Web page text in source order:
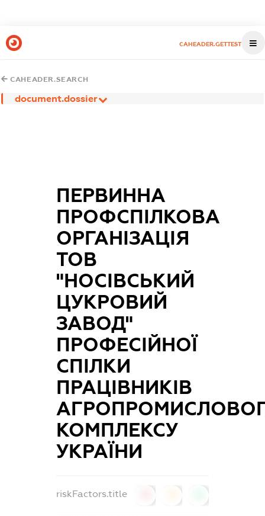
CAHEADER.GETTEST
CAHEADER.SEARCH
document.dossier
ПЕРВИННА
ПРОФСПІЛКОВА
ОРГАНІЗАЦІЯ
ТОВ
"НОСІВСЬКИЙ
ЦУКРОВИЙ
ЗАВОД"
ПРОФЕСІЙНОЇ
СПІЛКИ
ПРАЦІВНИКІВ
КОМПЛЕКСУ
УКРАЇНИ
riskFactors.title